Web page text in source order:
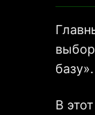
базу».
В